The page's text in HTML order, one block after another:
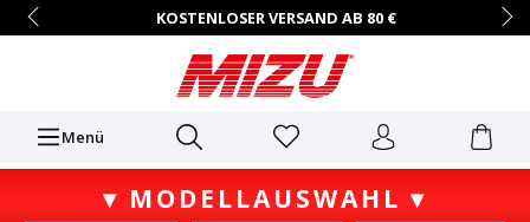
KOSTENLOSER VERSAND AB 80 €
14 TAGE RÜCKGABERECHT
HÄNDLER-ZUGANG AUF ANFRAGE
+49 (0)7731/9067-0
Mo.–Fr. • 9:00 – 16:00 Uhr
Menü
▾ MODELLAUSWAHL ▾